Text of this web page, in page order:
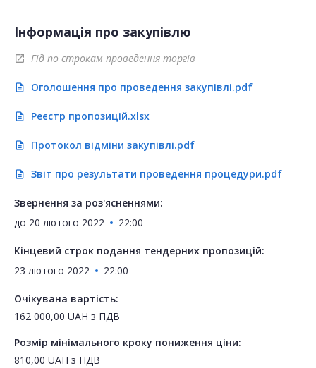
Інформація про закупівлю
open_in_new Гід по строкам проведення торгів
description Оголошення про проведення закупівлі.pdf
description Реєстр пропозицій.xlsx
description Протокол відміни закупівлі.pdf
description Звіт про результати проведення процедури.pdf
Звернення за роз'ясненнями:
до 20 лютого 2022 22:00
Кінцевий строк подання тендерних пропозицій:
23 лютого 2022
22:00
Очікувана вартість:
162 000,00 UAH з ПДВ
Розмір мінімального кроку пониження ціни:
810,00 UAH з ПДВ